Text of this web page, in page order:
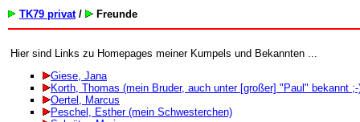
TK79 privat/ Freunde
Hier sind Links zu Homepages meiner Kumpels und Bekannten ...
Giese, Jana
Korth, Thomas (mein Bruder, auch unter [großer] "Paul" bekannt ;-
Oertel, Marcus
Peschel, Esther (mein Schwesterchen)